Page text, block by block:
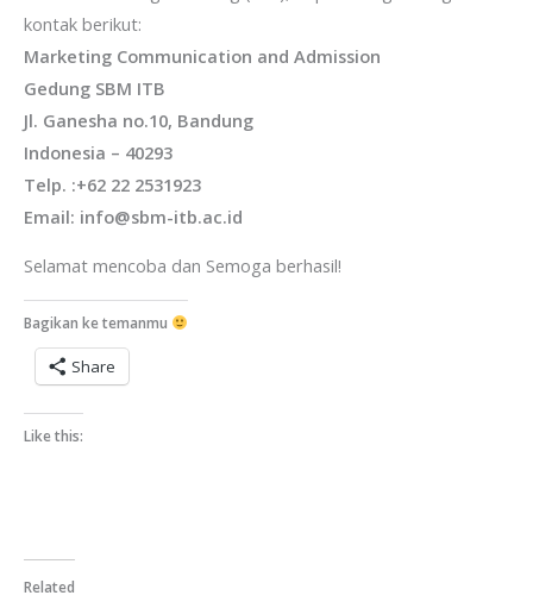
kontak berikut:
Marketing Communication and Admission
Gedung SBM ITB
Jl. Ganesha no.10, Bandung
Indonesia – 40293
Telp. :+62 22 2531923
Email: info@sbm-itb.ac.id
Selamat mencoba dan Semoga berhasil!
Bagikan ke temanmu
Share
Like this:
Related